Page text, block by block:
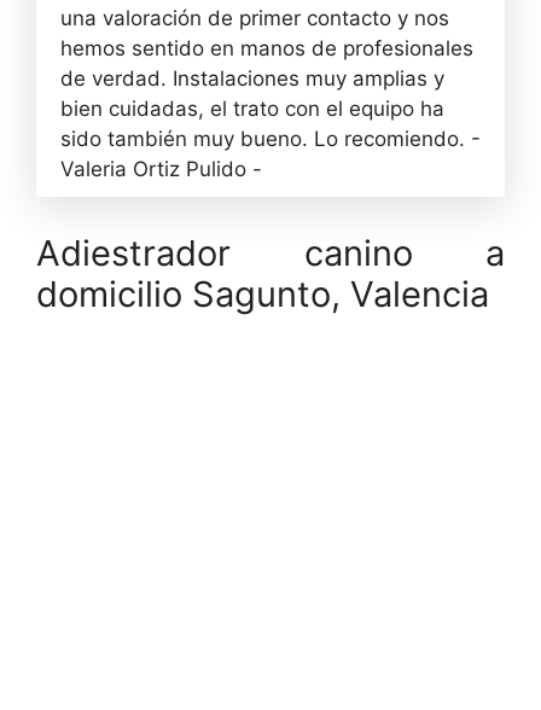
una valoración de primer contacto y nos
hemos sentido en manos de profesionales
de verdad. Instalaciones muy amplias y
bien cuidadas, el trato con el equipo ha
sido también muy bueno. Lo recomiendo. -
Valeria Ortiz Pulido -
Adiestrador canino a
domicilio Sagunto, Valencia